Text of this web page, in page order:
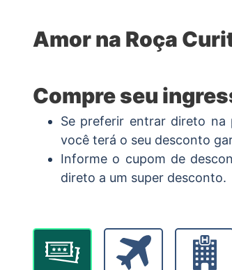
Amor na Roça
Compre seu
Se preferir entrar direto na
você terá o seu desconto
Informe o cupom de
direto a um super desconto.